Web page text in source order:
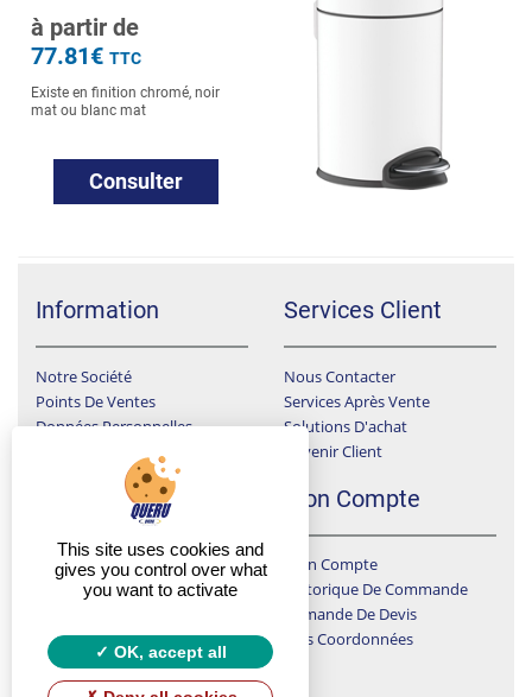
à partir de
77.81€ TTC
Existe en finition chromé, noir
mat ou blanc mat
Consulter
Information
Notre Société
Points De Ventes
Données Personnelles
Services Client
Nous Contacter
Services Après Vente
Solutions D'achat
Devenir Client
A Qui Dois-Je Envoyer Ma Demande De Devis ?
J'ai Choisi Un Produit Sur Le Catalogue Que Je Ne Trouve Pas En Ligne
Y A T-IL UN SUIVI DES CHANTIERS ?
Mon Compte
Mon Compte
Historique De Commande
Demande De Devis
Mes Coordonnées
This site uses cookies and
gives you control over what
you want to activate
OK, accept all